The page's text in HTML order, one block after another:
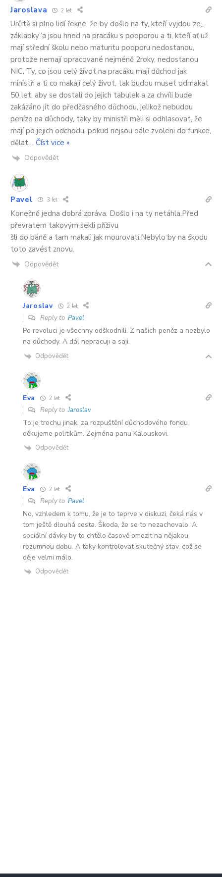
Jaroslava 2 let
Určitě si plno lidí řekne, že by došlo na ty, kteří vyjdou ze,,
základky”a jsou hned na pracáku s podporou a ti, kteří ať už
mají střední školu nebo maturitu podporu nedostanou,
protože nemají opracované nejméně 2roky, nedostanou
NIC. Ty, co jsou celý život na pracáku mají důchod jak
ministři a ti co makají celý život, tak budou muset odmakat
50 let, aby se dostali do jejich tabulek a za chvíli bude
zakázáno jít do předčasného důchodu, jelikož nebudou
peníze na důchody, taky by ministři měli si odhlasovat, že
mají po jejich odchodu, pokud nejsou dále zvoleni do funkce,
dělat… Číst vice »
Odpovědět
Pavel 3 let
Konečně jedna dobrá zpráva. Došlo i na ty netáhla.Před
převratem takovým sekli příživu
šli do báně a tam makali jak mourovatí.Nebylo by na škodu
toto zavést znovu.
Odpovědět
Jaroslav 2 let
Reply to Pavel
Po revoluci je všechny odškodnili. Z našich peněz a nezbylo
na důchody. A dál nepracuji a saji.
Odpovědět
Eva 2 let
Reply toJaroslav
To je trochu jinak, za rozpuštění důchodového fondu
děkujeme politikům. Zejména panu Kalouskovi.
Odpovědět
Eva 2 let
Reply to Pavel
No, vzhledem k tomu, že je to teprve v diskuzi, čeká nás v
tom ještě dlouhá cesta. Škoda, že se to nezachovalo. A
sociální dávky by to chtělo časově omezit na nějakou
rozumnou dobu. A taky kontrolovat skutečný stav, což se
děje velmi málo.
Odpovědět